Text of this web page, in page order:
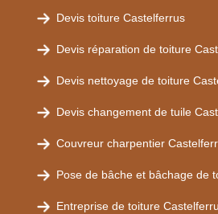
Devis toiture Castelferrus
Devis réparation de toiture
Devis nettoyage de toiture
Devis changement de tuile
Couvreur charpentier
Pose de bâche et bâchage de
Entreprise de toiture